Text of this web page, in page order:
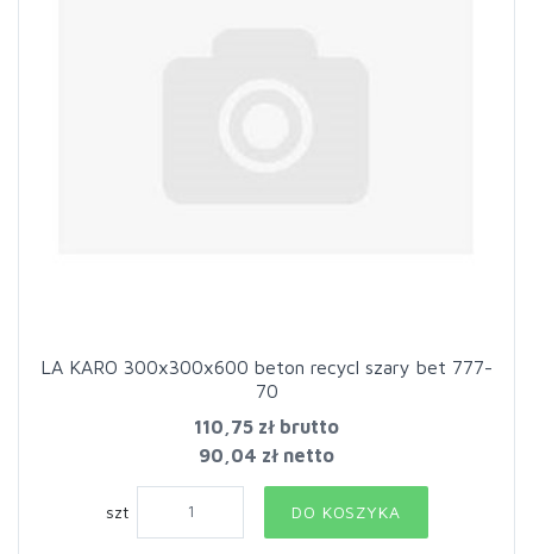
LA KARO 300x300x600 beton recycl szary bet 777-
70
110,75 zł brutto
90,04 zł netto
szt DO KOSZYKA